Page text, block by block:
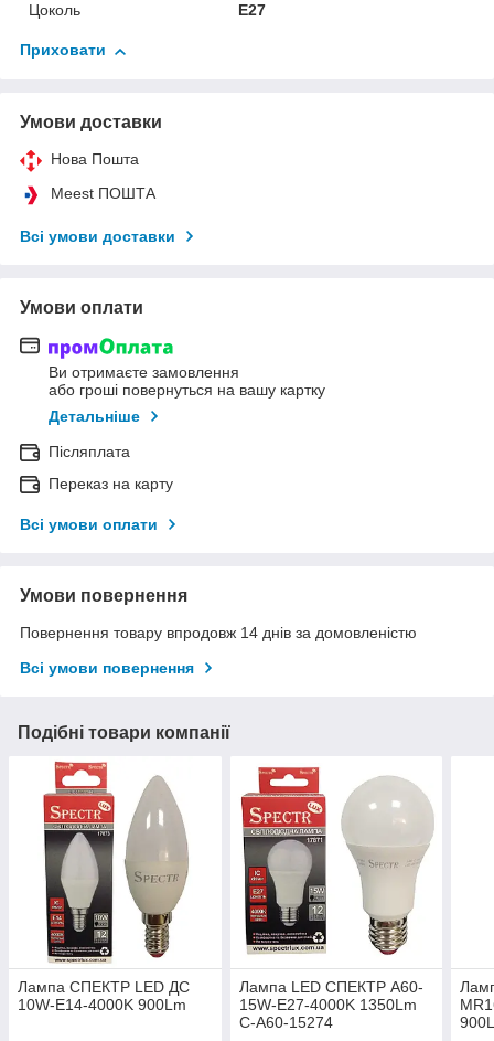
Цоколь E27
Приховати
Умови доставки
Нова Пошта
Meest ПОШТА
Всі умови доставки
Умови оплати
Ви отримаєте замовлення
або гроші повернуться на вашу картку
Детальніше
Післяплата
Переказ на карту
Всі умови оплати
Умови повернення
Повернення товару впродовж 14 днів за домовленістю
Всі умови повернення
Подібні товари компанії
Лампа СПЕКТР LED ДС
10W-E14-4000K 900Lm
Лампа LED СПЕКТР A60-
15W-E27-4000K 1350Lm
C-A60-15274